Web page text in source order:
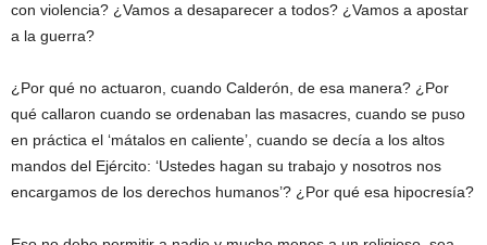
con violencia? ¿Vamos a desaparecer a todos? ¿Vamos a apostar
a la guerra?
¿Por qué no actuaron, cuando Calderón, de esa manera? ¿Por
qué callaron cuando se ordenaban las masacres, cuando se puso
en práctica el ‘mátalos en caliente’, cuando se decía a los altos
mandos del Ejército: ‘Ustedes hagan su trabajo y nosotros nos
encargamos de los derechos humanos’? ¿Por qué esa hipocresía?